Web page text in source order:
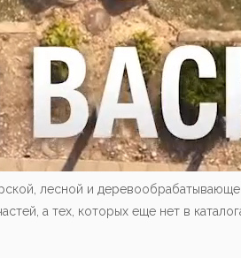
лесной и
а тех, которых еще нет в